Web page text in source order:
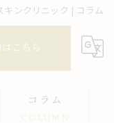
ンクリニック | コラム
こちら
コラム